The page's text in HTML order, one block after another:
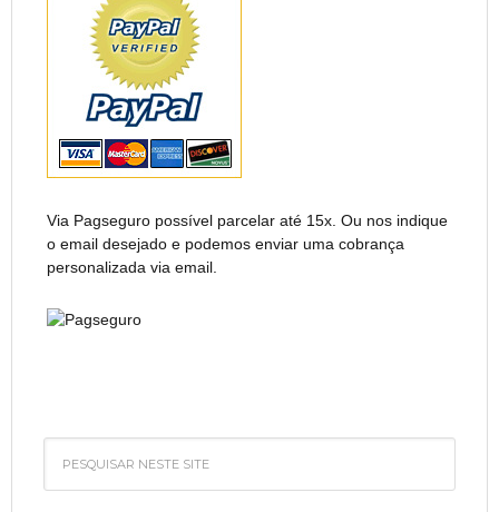
Via Pagseguro possível parcelar até 15x. Ou nos indique
o email desejado e podemos enviar uma cobrança
personalizada via email.